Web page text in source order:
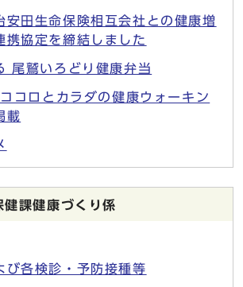
安田生命保険相互会社との健康増
携協定を締結しました
尾鷲いろどり健康弁当
コロとカラダの健康ウォーキン
載
健課健康づくり係
び各検診・予防接種等